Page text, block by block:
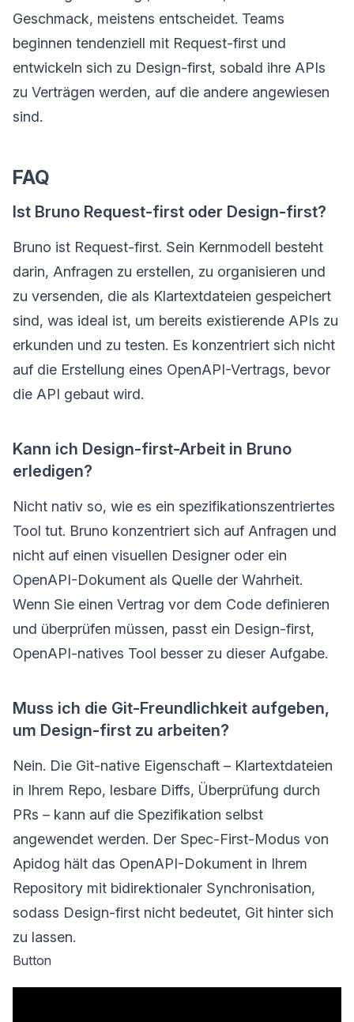
Geschmack, meistens entscheidet. Teams
beginnen tendenziell mit Request-first und
entwickeln sich zu Design-first, sobald ihre APIs
zu Verträgen werden, auf die andere angewiesen
sind.
FAQ
Ist Bruno Request-first oder Design-first?
Bruno ist Request-first. Sein Kernmodell besteht
darin, Anfragen zu erstellen, zu organisieren und
zu versenden, die als Klartextdateien gespeichert
sind, was ideal ist, um bereits existierende APIs zu
erkunden und zu testen. Es konzentriert sich nicht
auf die Erstellung eines OpenAPI-Vertrags, bevor
die API gebaut wird.
Kann ich Design-first-Arbeit in Bruno
erledigen?
Nicht nativ so, wie es ein spezifikationszentriertes
Tool tut. Bruno konzentriert sich auf Anfragen und
nicht auf einen visuellen Designer oder ein
OpenAPI-Dokument als Quelle der Wahrheit.
Wenn Sie einen Vertrag vor dem Code definieren
und überprüfen müssen, passt ein Design-first,
OpenAPI-natives Tool besser zu dieser Aufgabe.
Muss ich die Git-Freundlichkeit aufgeben,
um Design-first zu arbeiten?
Nein. Die Git-native Eigenschaft – Klartextdateien
in Ihrem Repo, lesbare Diffs, Überprüfung durch
PRs – kann auf die Spezifikation selbst
angewendet werden. Der Spec-First-Modus von
Apidog hält das OpenAPI-Dokument in Ihrem
Repository mit bidirektionaler Synchronisation,
sodass Design-first nicht bedeutet, Git hinter sich
zu lassen.
Button